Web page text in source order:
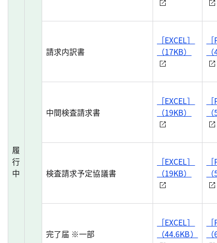
履
行
中
請求内訳書
［EXCEL］
（17KB）
中間検査請求書
［EXCEL］
（19KB）
検査請求予定協議書
［EXCEL］
（19KB）
完了届 ※一部
［EXCEL］
（44.6KB）